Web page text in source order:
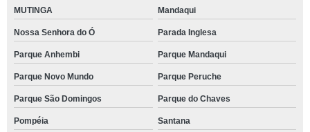
MUTINGA Mandaqui
Nossa Senhora do Ó Parada Inglesa
Parque Anhembi Parque Mandaqui
Parque Novo Mundo Parque Peruche
Parque São Domingos Parque do Chaves
Pompéia Santana